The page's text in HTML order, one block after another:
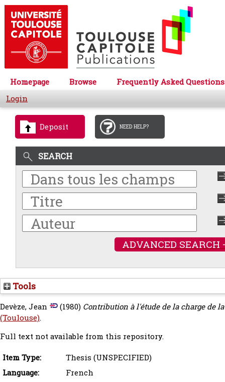
Homepage Browse
Frequently Asked Questions
Login
Deposit NEED HELP?
SEARCH
ADVANCED SEARCH
Tools
Devèze, Jean (1980) Contribution à l'étude de la charge de
(Toulouse).
Full text not available from this repository.
Item Type:
Thesis (UNSPECIFIED)
Language:
French